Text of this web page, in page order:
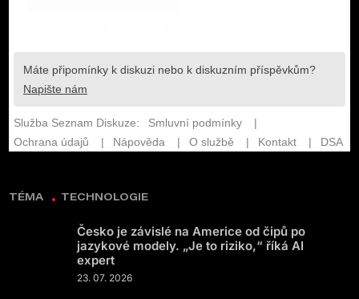
TÉMA TECHNOLOGIE
Česko je závislé na Americe od čipů po
jazykové modely. „Je to riziko,“ říká AI
expert
23. 07. 2026